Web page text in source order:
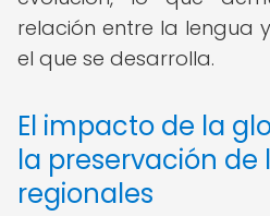
relación entre la lengua
el que se desarrolla.
El impacto de la
la preservación de
regionales